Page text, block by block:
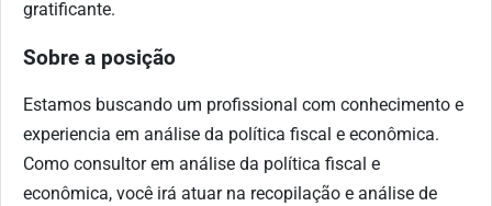
gratificante.
Sobre a posição
Estamos buscando um profissional com conhecimento e
experiencia em análise da política fiscal e econômica.
Como consultor em análise da política fiscal e
econômica, você irá atuar na recopilação e análise de